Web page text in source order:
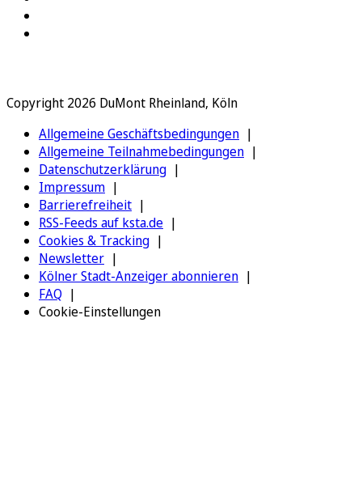
Copyright 2026 DuMont Rheinland, Köln
Allgemeine Geschäftsbedingungen
Allgemeine Teilnahmebedingungen
Datenschutzerklärung
Impressum
Barrierefreiheit
RSS-Feeds auf ksta.de
Cookies & Tracking
Newsletter
Kölner Stadt-Anzeiger abonnieren
FAQ
Cookie-Einstellungen